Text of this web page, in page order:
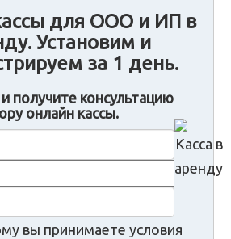
для ООО и ИП в
Установим и
за 1 день.
получите консультацию
онлайн кассы.
вы принимаете условия